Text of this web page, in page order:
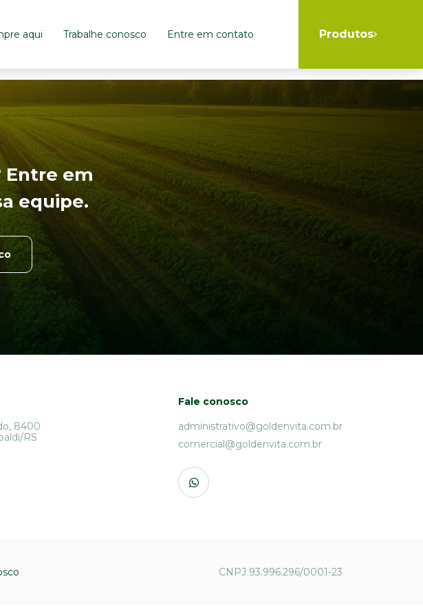
aqui Trabalhe conosco Entre em contato Produtos
Entre em
equipe.
8400
RS
Fale conosco
administrativo@goldenvita.com.br
comercial@goldenvita.com.br
CNPJ 93.996.296/0001-23